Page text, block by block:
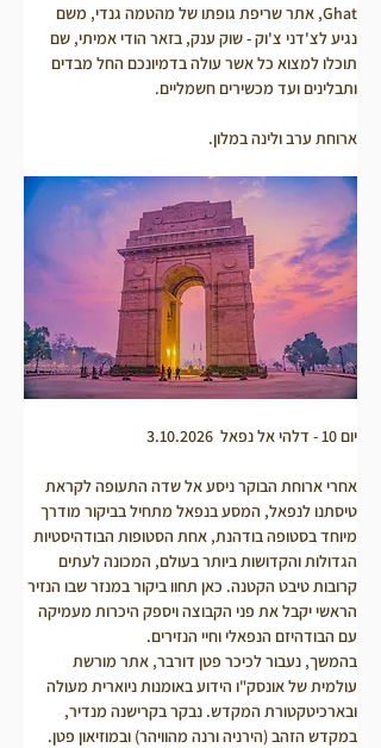
Ghat, אתר שריפת גופתו של מהטמה גנדי, משם
נגיע לצ'דני צ'וק - שוק ענק, בזאר הודי אמיתי, שם
תוכלו למצוא כל אשר עולה בדמיונכם החל מבדים
ותבלינים ועד מכשירים חשמליים.
ארוחת ערב ולינה במלון.
יום 10 - דלהי אל נפאל  3.10.2026
אחרי ארוחת הבוקר ניסע אל שדה התעופה לקראת
טיסתנו לנפאל, המסע בנפאל מתחיל בביקור מודרך
מיוחד בסטופה בודהנת, אחת הסטופות הבודהיסטיות
הגדולות והקדושות ביותר בעולם, המכונה לעתים
קרובות טיבט הקטנה. כאן תחוו ביקור במנזר שבו הנזיר
הראשי יקבל את פני הקבוצה ויספק היכרות מעמיקה
עם הבודהיזם הנפאלי וחיי הנזירים.
בהמשך, נעבור לכיכר פטן דורבר, אתר מורשת
עולמית של אונסק"ו הידוע באומנות ניוארית מעולה
ובארכיטקטורת המקדש. נבקר בקרישנה מנדיר,
במקדש הזהב (הירניה ורנה מהוויהר) ובמוזיאון פטן.